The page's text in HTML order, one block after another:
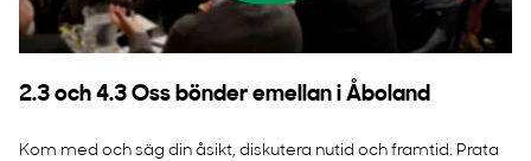
2.3 och 4.3 Oss bönder emellan i Åboland
Kom med och säg din åsikt, diskutera nutid och framtid. Prata